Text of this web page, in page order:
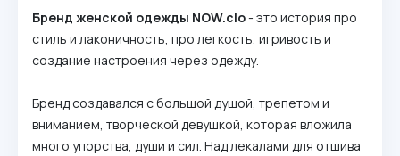
Бренд женской одежды NOW.clo- это история про
стиль и лаконичность, про легкость, игривость и
создание настроения через одежду.
Бренд создавался с большой душой, трепетом и
вниманием, творческой девушкой, которая вложила
много упорства, души и сил. Над лекалами для отшива